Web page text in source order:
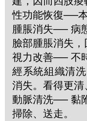
性功能恢復──
腫脹消失── 病
臉部腫脹消失，
視力改善── 不
經系統組織清
消失。看得更
動脈清洗── 黏
掃除、送走。